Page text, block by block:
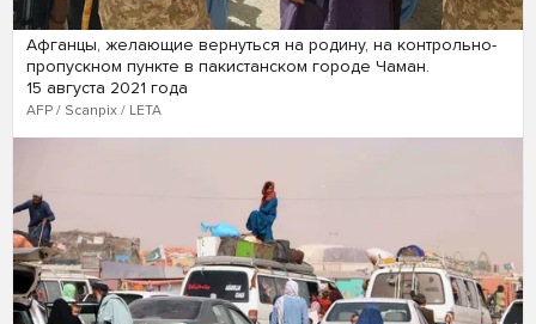
Афганцы, желающие вернуться на родину, на контрольно-
пропускном пункте в пакистанском городе Чаман.
15 августа 2021 года
AFP / Scanpix / LETA